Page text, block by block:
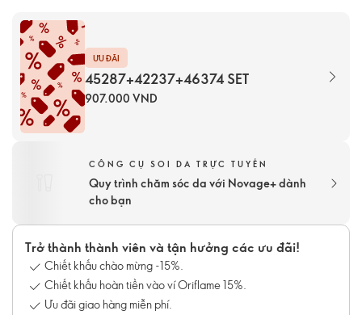
ƯU ĐÃI
45287+42237+46374 SET
907.000 VND
CÔNG CỤ SOI DA TRỰC TUYẾN
Quy trình chăm sóc da với Novage+ dành
cho bạn
Trở thành thành viên và tận hưởng các ưu đãi!
Chiết khấu chào mừng -15%.
Chiết khấu hoàn tiền vào ví Oriflame 15%.
Ưu đãi giao hàng miễn phí.